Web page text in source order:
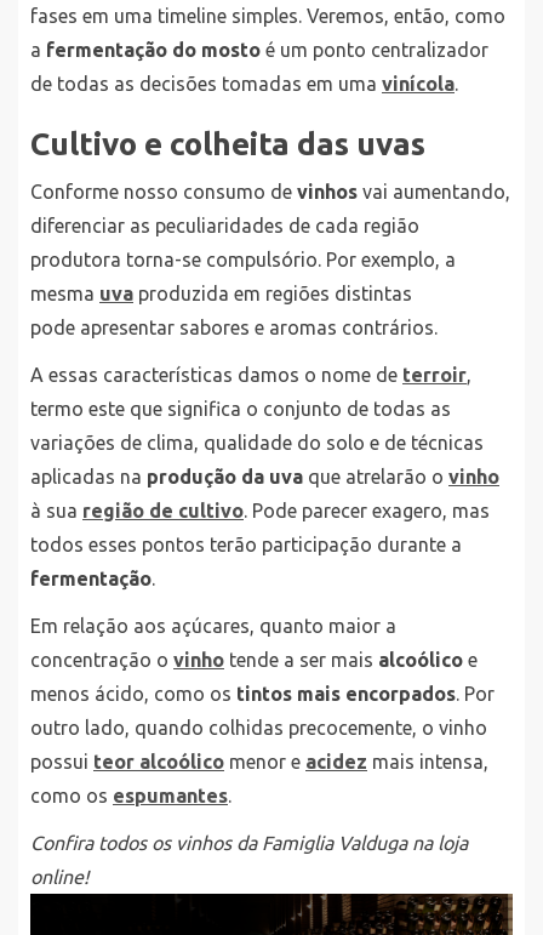
fases em uma timeline simples. Veremos, então, como
a fermentação do mosto é um ponto centralizador
de todas as decisões tomadas em uma vinícola.
Cultivo e colheita das uvas
Conforme nosso consumo de vinhos vai aumentando,
diferenciar as peculiaridades de cada região
produtora torna-se compulsório. Por exemplo, a
mesma uva produzida em regiões distintas
pode apresentar sabores e aromas contrários.
A essas características damos o nome de terroir,
termo este que significa o conjunto de todas as
variações de clima, qualidade do solo e de técnicas
aplicadas na produção da uva que atrelarão o vinho
à sua região de cultivo. Pode parecer exagero, mas
todos esses pontos terão participação durante a
fermentação.
Em relação aos açúcares, quanto maior a
concentração o vinho tende a ser mais alcoólico e
menos ácido, como os tintos mais encorpados. Por
outro lado, quando colhidas precocemente, o vinho
possui teor alcoólico menor e acidez mais intensa,
como os espumantes.
Confira todos os vinhos da Famiglia Valduga na loja
online!